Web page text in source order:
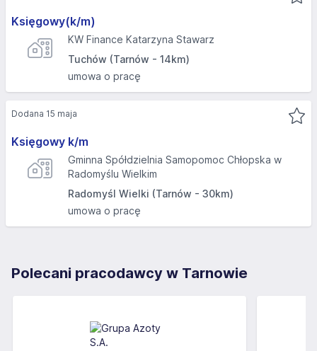
Księgowy(k/m)
KW Finance Katarzyna Stawarz
Tuchów (Tarnów - 14km)
umowa o pracę
Księgowy k/m
Gminna Spółdzielnia Samopomoc Chłopska w
Radomyślu Wielkim
Radomyśl Wielki (Tarnów - 30km)
umowa o pracę
Dodana 15 maja
Polecani pracodawcy w Tarnowie